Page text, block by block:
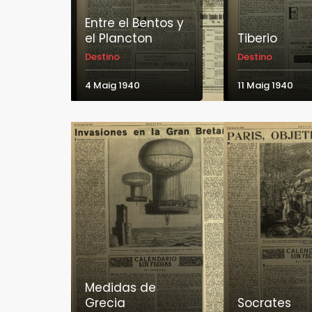
Entre el Bentos y
el Plancton
Destino
4 Maig 1940
Tiberio
Destino
11 Maig 1940
Medidas de
Grecia
Socrates